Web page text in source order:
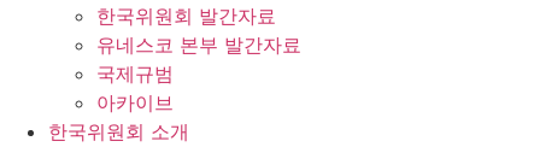
한국위원회 발간자료
유네스코 본부 발간자료
국제규범
아카이브
한국위원회 소개